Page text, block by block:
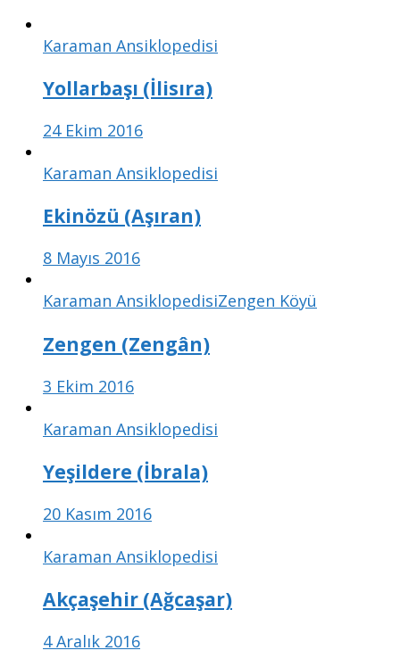
Karaman Ansiklopedisi
Yollarbaşı (İlisıra)
24 Ekim 2016
Karaman Ansiklopedisi
Ekinözü (Aşıran)
8 Mayıs 2016
Karaman AnsiklopedisiZengen Köyü
Zengen (Zengân)
3 Ekim 2016
Karaman Ansiklopedisi
Yeşildere (İbrala)
20 Kasım 2016
Karaman Ansiklopedisi
Akçaşehir (Ağcaşar)
4 Aralık 2016